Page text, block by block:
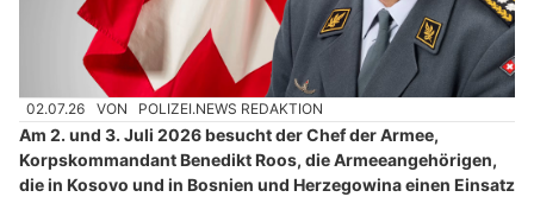
02.07.26 VON POLIZEI.NEWS REDAKTION
Am 2. und 3. Juli 2026 besucht der Chef der Armee,
Korpskommandant Benedikt Roos, die Armeeangehörigen,
die in Kosovo und in Bosnien und Herzegowina einen Einsatz